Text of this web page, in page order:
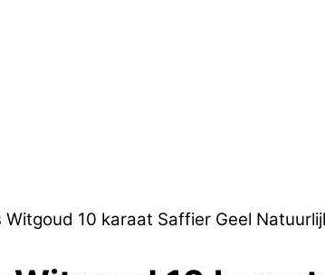
10 karaat Saffier Geel